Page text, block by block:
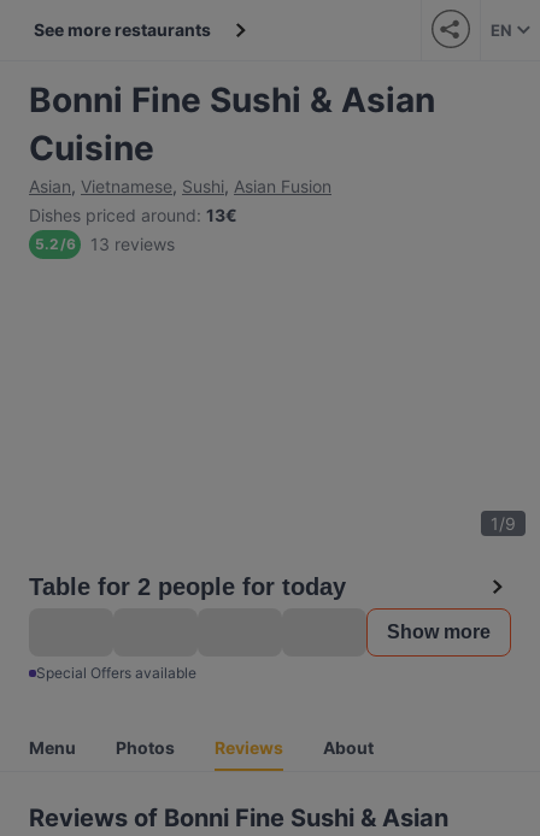
See more restaurants EN
Bonni Fine Sushi & Asian
Cuisine
Asian, Vietnamese, Sushi, Asian Fusion
Dishes priced around: 13€
5.2/6 13 reviews
1/9
Table for 2 people for today
Show more
Special Offers available
Menu Photos Reviews About
Reviews of Bonni Fine Sushi & Asian